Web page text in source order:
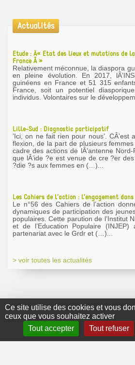
Ce site utilise des cookies et vous
ceux que vous souhaitez activer
Tout accepter
Tout refuser
Actualités
Etude : Â« Etat des lieux et mutations de
France Â »
Relativement méconnue, la diaspora
en pleine évolution. En 2017,
guinéens en France et 51 315
France, soit un potentiel
individus. Volontaires sur le
Lille-Sud : Diagnostic participatif
’Ici, on ne fait rien pour nous’. CÂ’est a ? partir de cette re ?
flexion, de la part de plusieurs
cadre des actions de lÂ’antenne
que lÂ’ide ?e est venue de cre ?er
?die ?s aux femmes en (…)...
Les Cahiers de l’action : l’engagement
Le n°56 des Cahiers de l’action
dynamiques de participation des
populaires. Cette parution de l’Institut National de la Jeunesse
et de l’Education Populaire
partenariat avec le Grdr et (…)...
> voir toutes les actualités
2010 |RSS|Plan du site|